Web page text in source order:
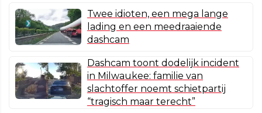
Twee idioten, een mega lange
lading en een meedraaiende
dashcam
Dashcam toont dodelijk incident
in Milwaukee: familie van
slachtoffer noemt schietpartij
“tragisch maar terecht”